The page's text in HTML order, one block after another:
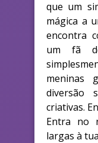
que um
mágica a
encontra
um fã
meninas
diversão
criativas.
Entra no
largas à